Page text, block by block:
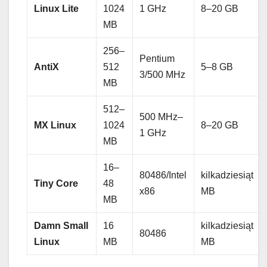
Linux Lite
1024
MB
1 GHz 8–20 GB
AntiX
256–
512
MB
Pentium
3/500 MHz
5–8 GB
MX Linux
512–
1024
MB
500 MHz–
1 GHz
8–20 GB
Tiny Core
16–
48
MB
80486/Intel
x86
kilkadziesiąt
MB
Damn Small
Linux
16
MB
80486
kilkadziesiąt
MB